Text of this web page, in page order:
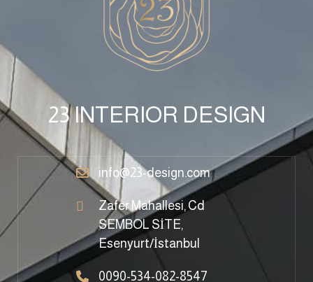
23 INTERIOR DESIGN
info@23-design.com
0090-534-082-8547
Zafer Mahallesi, Cd
SEMBOL SİTE,
Esenyurt/İstanbul